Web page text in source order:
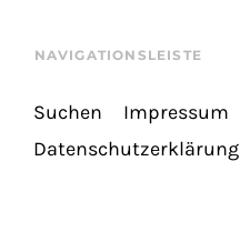
NAVIGATIONSLEISTE
Suchen
Impressum
Datenschutzerklärung